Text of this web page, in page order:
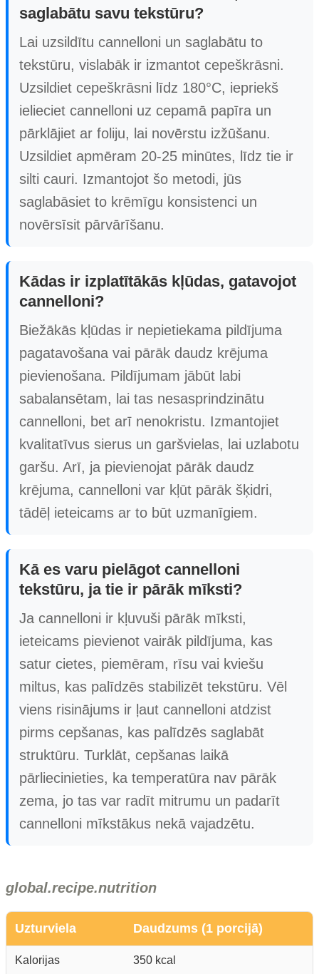
saglabātu savu tekstūru?
Lai uzsildītu cannelloni un saglabātu to
tekstūru, vislabāk ir izmantot cepeškrāsni.
Uzsildiet cepeškrāsni līdz 180°C, iepriekš
ielieciet cannelloni uz cepamā papīra un
pārklājiet ar foliju, lai novērstu izžūšanu.
Uzsildiet apmēram 20-25 minūtes, līdz tie ir
silti cauri. Izmantojot šo metodi, jūs
saglabāsiet to krēmīgu konsistenci un
novērsīsit pārvārīšanu.
Kādas ir izplatītākās kļūdas, gatavojot
cannelloni?
Biežākās kļūdas ir nepietiekama pildījuma
pagatavošana vai pārāk daudz krējuma
pievienošana. Pildījumam jābūt labi
sabalansētam, lai tas nesasprindzinātu
cannelloni, bet arī nenokristu. Izmantojiet
kvalitatīvus sierus un garšvielas, lai uzlabotu
garšu. Arī, ja pievienojat pārāk daudz
krējuma, cannelloni var kļūt pārāk šķidri,
tādēļ ieteicams ar to būt uzmanīgiem.
Kā es varu pielāgot cannelloni
tekstūru, ja tie ir pārāk mīksti?
Ja cannelloni ir kļuvuši pārāk mīksti,
ieteicams pievienot vairāk pildījuma, kas
satur cietes, piemēram, rīsu vai kviešu
miltus, kas palīdzēs stabilizēt tekstūru. Vēl
viens risinājums ir ļaut cannelloni atdzist
pirms cepšanas, kas palīdzēs saglabāt
struktūru. Turklāt, cepšanas laikā
pārliecinieties, ka temperatūra nav pārāk
zema, jo tas var radīt mitrumu un padarīt
cannelloni mīkstākus nekā vajadzētu.
global.recipe.nutrition
Uzturviela Daudzums (1 porcijā)
Kalorijas 350 kcal